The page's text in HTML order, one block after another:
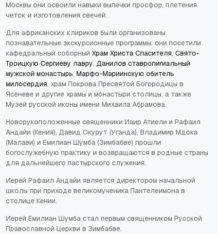
Москвы они освоили навыки выпечки просфор, плетения
четок и изготовления свечей.
Для африканских клириков были организованы
познавательные экскурсионные программы: они посетили
кафедральный соборный Храм Христа Спасителя, Свято-
Троицкую Сергиеву лавру, Данилов ставропигиальный
мужской монастырь, Марфо-Мариинскую обитель
милосердия, храм Покрова Пресвятой Богородицы в
Ясеневе и другие храмы и монастыри столицы, а также
Музей русской иконы имени Михаила Абрамова.
Новорукоположенные священники Иаир Атиели и Рафаил
Андайи (Кения), Давид Окурут (Уганда), Владимир Мдока
(Малави) и Емилиан Шумба (Зимбабве) прошли
богослужебную практику и возвращаются в родные страны
для дальнейшего пастырского служения.
Иерей Рафаил Андайи является директором начальной
школы при приходе великомученика Пантелеимона в
столице Кении.
Иерей Емилиан Шумба стал первым священником Русской
Православной Церкви в Зимбабве.